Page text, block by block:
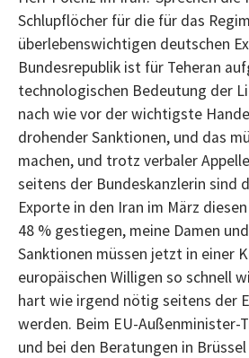
Schlupflöcher für die für das
überlebenswichtigen deutschen
Bundesrepublik ist für Teheran
technologischen Bedeutung der
nach wie vor der wichtigste
drohender Sanktionen, und das
machen, und trotz verbaler
seitens der Bundeskanzlerin sind
Exporte in den Iran im März
48 % gestiegen, meine Damen
Sanktionen müssen jetzt in einer
europäischen Willigen so schnell
hart wie irgend nötig seitens der
werden. Beim EU-Außenminister-
und bei den Beratungen in